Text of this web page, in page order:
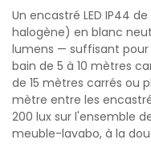
Un encastré LED IP44
halogène) en blanc
lumens — suffisant pour
bain de 5 à 10 mètres
de 15 mètres carrés ou
mètre entre les
200 lux sur l'ensemble
meuble-lavabo, à la